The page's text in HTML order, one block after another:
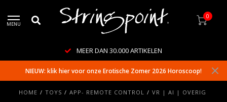
MENU
0
MEER DAN 30.000 ARTIKELEN
NIEUW: klik hier voor onze Erotische Zomer 2026 Horoscoop!
HOME / TOYS / APP- REMOTE CONTROL / VR | AI | OVERIG